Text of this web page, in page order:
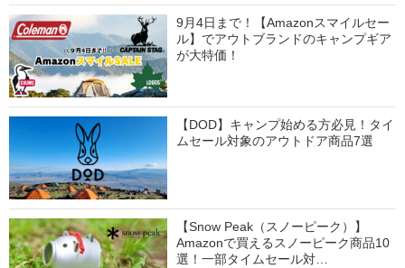
9月4日まで！【Amazonスマイルセー
ル】でアウトブランドのキャンプギア
が大特価！
【DOD】キャンプ始める方必見！タイ
ムセール対象のアウトドア商品7選
【Snow Peak（スノーピーク）】
Amazonで買えるスノーピーク商品10
選！一部タイムセール対…